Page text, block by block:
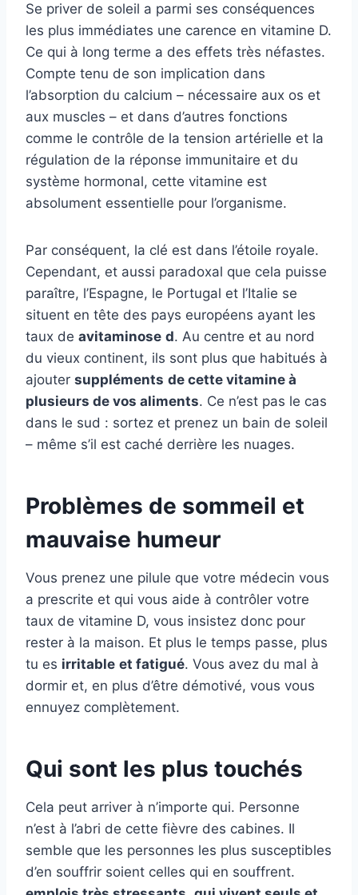
Se priver de soleil a parmi ses conséquences
les plus immédiates une carence en vitamine D.
Ce qui à long terme a des effets très néfastes.
Compte tenu de son implication dans
l’absorption du calcium – nécessaire aux os et
aux muscles – et dans d’autres fonctions
comme le contrôle de la tension artérielle et la
régulation de la réponse immunitaire et du
système hormonal, cette vitamine est
absolument essentielle pour l’organisme.
Par conséquent, la clé est dans l’étoile royale.
Cependant, et aussi paradoxal que cela puisse
paraître, l’Espagne, le Portugal et l’Italie se
situent en tête des pays européens ayant les
taux de avitaminose d. Au centre et au nord
du vieux continent, ils sont plus que habitués à
ajouter suppléments de cette vitamine à
plusieurs de vos aliments. Ce n’est pas le cas
dans le sud : sortez et prenez un bain de soleil
– même s’il est caché derrière les nuages.
Problèmes de sommeil et
mauvaise humeur
Vous prenez une pilule que votre médecin vous
a prescrite et qui vous aide à contrôler votre
taux de vitamine D, vous insistez donc pour
rester à la maison. Et plus le temps passe, plus
tu es irritable et fatigué. Vous avez du mal à
dormir et, en plus d’être démotivé, vous vous
ennuyez complètement.
Qui sont les plus touchés
Cela peut arriver à n’importe qui. Personne
n’est à l’abri de cette fièvre des cabines. Il
semble que les personnes les plus susceptibles
d’en souffrir soient celles qui en souffrent.